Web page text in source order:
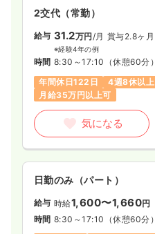
2交代（常勤）
給与 31.2万円/月 賞与2.8ヶ月
※経験4年の例
時間 8:30～17:10 （休憩60分）
年間休日122日
4週8休以上
月給35万円以上可
気になる
日勤のみ（パート）
給与 時給1,600〜1,660円
時間 8:30～17:10 （休憩60分）